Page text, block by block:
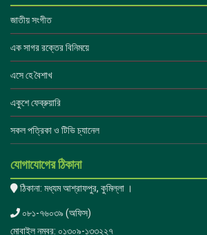
জাতীয় সংগীত
এক সাগর রক্তের বিনিময়ে
এসে হে বৈশাখ
একুশে ফেব্রুয়ারি
সকল পত্রিকা ও টিভি চ্যানেল
যোগাযোগের ঠিকানা
ঠিকানা: মধ্যম আশ্রাফপুর, কুমিল্লা ।
০৮১-৭৬০৩৯ (অফিস)
মোবাইল নম্বর: ০১৩০৯-১৩৩২২৭